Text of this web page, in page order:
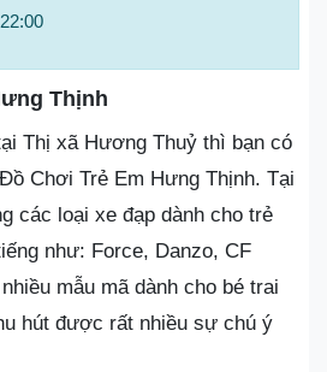
Thịnh
Thị xã Hương Thuỷ thì bạn có
Chơi Trẻ Em Hưng Thịnh. Tại
các loại xe đạp dành cho trẻ
như: Force, Danzo, CF
mẫu mã dành cho bé trai
hút được rất nhiều sự chú ý